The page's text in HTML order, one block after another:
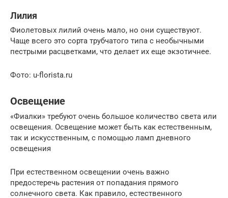
Лилия
Фиолетовых лилий очень мало, но они существуют.
Чаще всего это сорта трубчатого типа с необычными
пестрыми расцветками, что делает их еще экзотичнее.
Фото: u-florista.ru
Освещение
«Фиалки» требуют очень большое количество света или
освещения. Освещение может быть как естественным,
так и искусственным, с помощью ламп дневного
освещения
При естественном освещении очень важно
предостеречь растения от попадания прямого
солнечного света. Как правило, естественного